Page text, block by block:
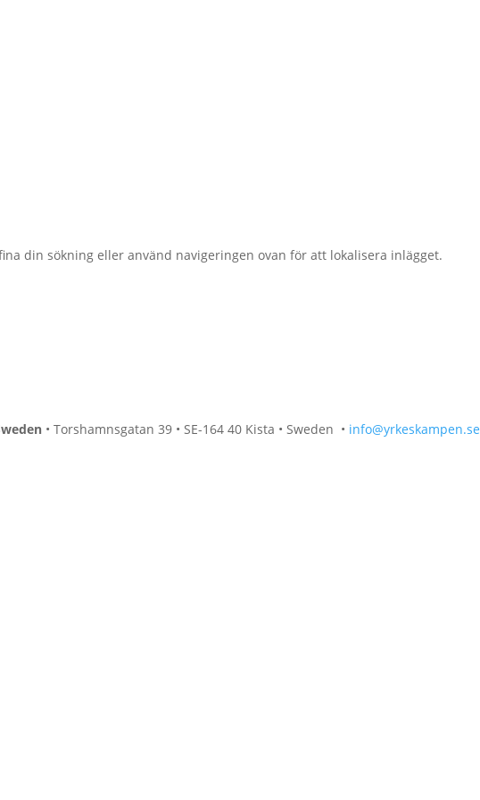
din sökning eller använd navigeringen ovan för att lokalisera inlägget.
• Torshamnsgatan 39 • SE-164 40 Kista • Sweden • info@yrkeskampen.se